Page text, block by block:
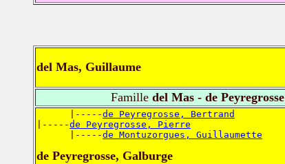
del Mas, Guillaume
Familledel Mas - de Peyregrosse
      |-----
de Peyregrosse, Bertrand
|-----de Peyregrosse, Pierre
      |-----
de Montuzorgues, Guillaumette
de Peyregrosse, Galburge